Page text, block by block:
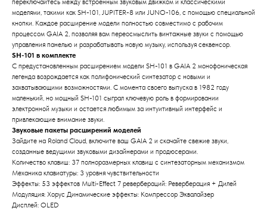
переключайтесь между встроенным звуковым движком и классическими
моделями, такими как SH-101, JUPITER-8 или JUNO-106, с помощью специальной
кнопки. Каждое расширение модели полностью совместимо с рабочим
процессом GAIA 2, позволяя вам переосмыслить винтажные звуки с помощью
управления панелью и разрабатывать новую музыку, используя секвенсор.
SH-101 в комплекте
С предустановленным расширением модели SH-101 в GAIA 2 монофоническая
легенда возрождается как полифонический синтезатор с новыми и
захватывающими возможностями. С момента своего выпуска в 1982 году
маленький, но мощный SH-101 сыграл ключевую роль в формировании
электронной музыки и остается любимым за интуитивный интерфейс и
привлекающие внимание звуки.
Звуковые пакеты расширений моделей
Зайдите на Roland Cloud, включите ваш GAIA 2 и скачайте свежие звуки,
созданные ведущими звуковыми дизайнерами и продюсерами.
Количество клавиш: 37 полноразмерных клавиш с синтезаторным механизмом
Механика клавиатуры: 3 уровня чувствительности
Эффекты: 53 эффектов Multi-Effect 7 ревербераций: Реверберация + Дилей
Модуляция: Хорус Динамические эффекты: Компрессор Эквалайзер
Дисплей: OLED